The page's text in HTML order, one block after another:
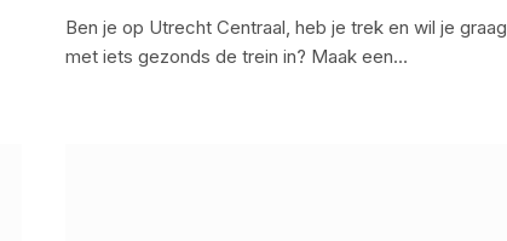
Ben je op Utrecht Centraal, heb je trek en wil je graag
met iets gezonds de trein in? Maak een…